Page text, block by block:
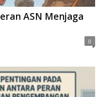
ASN Menjaga
0